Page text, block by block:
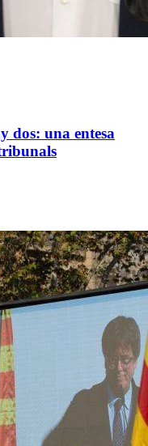
dos: una entesa